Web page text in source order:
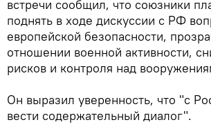
встречи сообщил, что союзники
поднять в ходе дискуссии с РФ
европейской безопасности,
отношении военной активности,
рисков и контроля над
Он выразил уверенность, что "с
вести содержательный диалог".